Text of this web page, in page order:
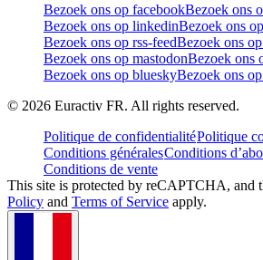
Bezoek ons op facebookBezoek ons
Bezoek ons op linkedinBezoek ons
Bezoek ons op rss-feedBezoek ons
Bezoek ons op mastodonBezoek ons
Bezoek ons op blueskyBezoek ons
© 2026 Euractiv FR. All rights reserved.
Politique de confidentialitéPolitique
Conditions généralesConditions
Conditions de vente
This site is protected by reCAPTCHA, and
Policy and Terms of Service apply.